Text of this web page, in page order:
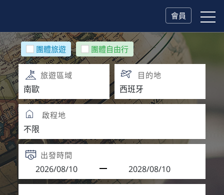
會員
團體旅遊 團體自由行
旅遊區域 目的地
啟程地
出發時間